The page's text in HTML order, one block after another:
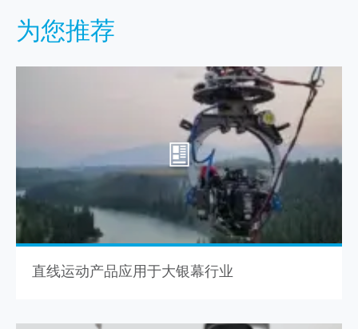
为您推荐
直线运动产品应用于大银幕行业